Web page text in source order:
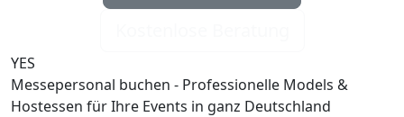
YES
Messepersonal buchen - Professionelle Models &
Hostessen für Ihre Events in ganz Deutschland